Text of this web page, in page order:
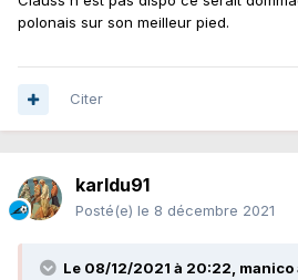
polonais sur son meilleur pied.
Citer
karldu91
Posté(e) le 8 décembre 2021
Le 08/12/2021 à 20:22, manico